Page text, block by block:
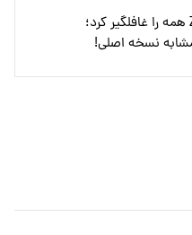
سامسونگ گلکسی Z Flip۷ FE همه را غافلگیر کرد؛
نسخه اصلی!